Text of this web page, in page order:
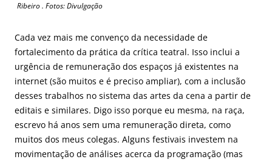
Ribeiro . Fotos: Divulgação
Cada vez mais me convenço da necessidade de
fortalecimento da prática da crítica teatral. Isso inclui a
urgência de remuneração dos espaços já existentes na
internet (são muitos e é preciso ampliar), com a inclusão
desses trabalhos no sistema das artes da cena a partir de
editais e similares. Digo isso porque eu mesma, na raça,
escrevo há anos sem uma remuneração direta, como
muitos dos meus colegas. Alguns festivais investem na
movimentação de análises acerca da programação (mas